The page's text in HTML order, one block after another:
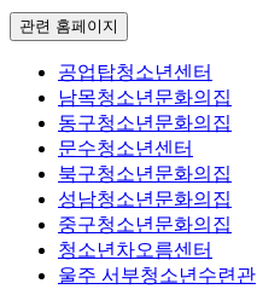
관련 홈페이지
공업탑청소년센터
남목청소년문화의집
동구청소년문화의집
문수청소년센터
북구청소년문화의집
성남청소년문화의집
중구청소년문화의집
청소년차오름센터
울주 서부청소년수련관